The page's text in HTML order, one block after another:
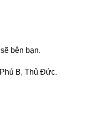
bên bạn.
B, Thủ Đức.